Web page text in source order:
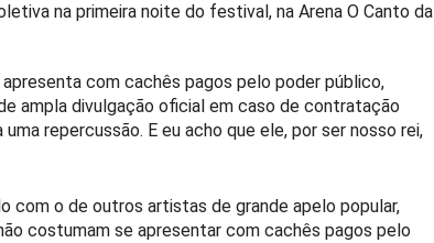
na primeira noite do festival, na Arena O Canto da
com cachês pagos pelo poder público,
ampla divulgação oficial em caso de contratação
repercussão. E eu acho que ele, por ser nosso rei,
com o de outros artistas de grande apelo popular,
costumam se apresentar com cachês pagos pelo